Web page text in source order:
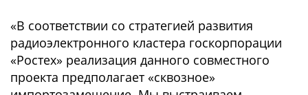
«В соответствии со стратегией развития
радиоэлектронного кластера госкорпорации
«Ростех» реализация данного совместного
проекта предполагает «сквозное»